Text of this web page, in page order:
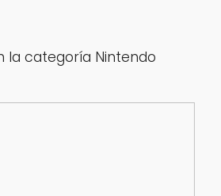
la categoría Nintendo